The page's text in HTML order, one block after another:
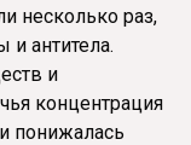
несколько раз,
антитела.
и
концентрация
понижалась